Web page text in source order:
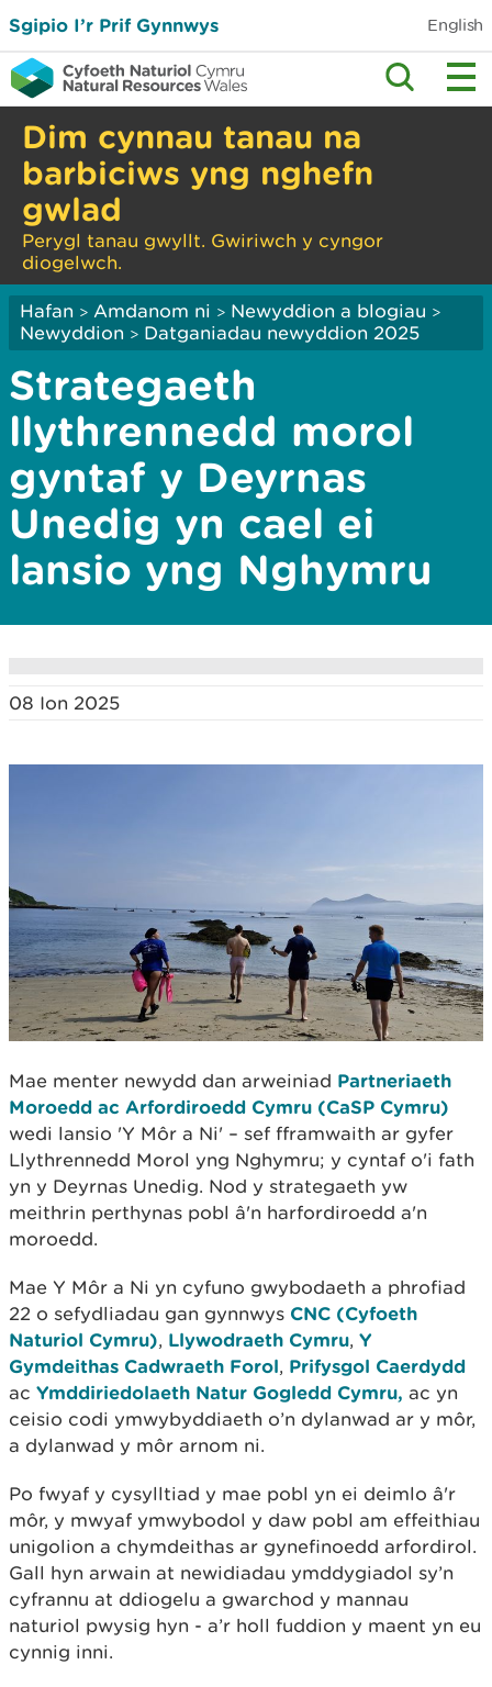
Sgipio I’r Prif Gynnwys English
Dim cynnau tanau na
barbiciws yng nghefn
gwlad
Perygl tanau gwyllt. Gwiriwch y cyngor
diogelwch.
Hafan > Amdanom ni > Newyddion a blogiau >
Newyddion > Datganiadau newyddion 2025
Strategaeth
llythrennedd morol
gyntaf y Deyrnas
Unedig yn cael ei
lansio yng Nghymru
08 Ion 2025
Mae menter newydd dan arweiniad Partneriaeth
Moroedd ac Arfordiroedd Cymru (CaSP Cymru)
wedi lansio 'Y Môr a Ni' – sef fframwaith ar gyfer
Llythrennedd Morol yng Nghymru; y cyntaf o'i fath
yn y Deyrnas Unedig. Nod y strategaeth yw
meithrin perthynas pobl â'n harfordiroedd a'n
moroedd.
Mae Y Môr a Ni yn cyfuno gwybodaeth a phrofiad
22 o sefydliadau gan gynnwys CNC (Cyfoeth
Naturiol Cymru), Llywodraeth Cymru, Y
Gymdeithas Cadwraeth Forol, Prifysgol Caerdydd
ac Ymddiriedolaeth Natur Gogledd Cymru, ac yn
ceisio codi ymwybyddiaeth o’n dylanwad ar y môr,
a dylanwad y môr arnom ni.
Po fwyaf y cysylltiad y mae pobl yn ei deimlo â'r
môr, y mwyaf ymwybodol y daw pobl am effeithiau
unigolion a chymdeithas ar gynefinoedd arfordirol.
Gall hyn arwain at newidiadau ymddygiadol sy’n
cyfrannu at ddiogelu a gwarchod y mannau
naturiol pwysig hyn - a’r holl fuddion y maent yn eu
cynnig inni.